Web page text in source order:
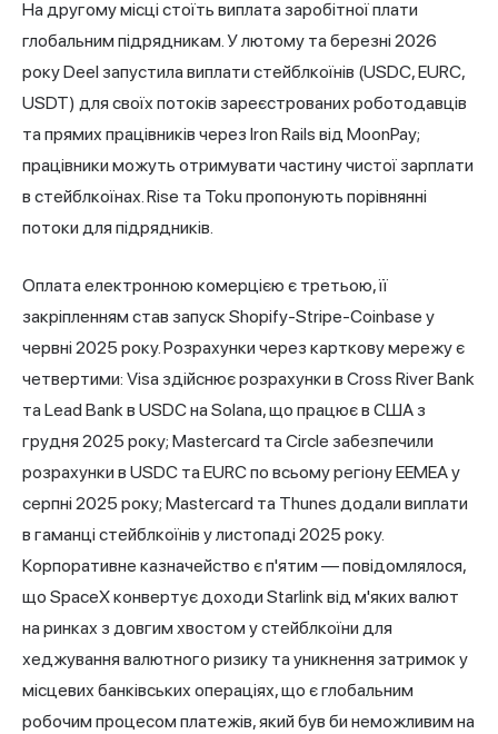
На другому місці стоїть виплата заробітної плати
глобальним підрядникам. У лютому та березні 2026
року Deel запустила виплати стейблкоїнів (USDC, EURC,
USDT) для своїх потоків зареєстрованих роботодавців
та прямих працівників через Iron Rails від MoonPay;
працівники можуть отримувати частину чистої зарплати
в стейблкоїнах. Rise та Toku пропонують порівнянні
потоки для підрядників.
Оплата електронною комерцією є третьою, її
закріпленням став запуск Shopify-Stripe-Coinbase у
червні 2025 року. Розрахунки через карткову мережу є
четвертими: Visa здійснює розрахунки в Cross River Bank
та Lead Bank в USDC на Solana, що працює в США з
грудня 2025 року; Mastercard та Circle забезпечили
розрахунки в USDC та EURC по всьому регіону EEMEA у
серпні 2025 року; Mastercard та Thunes додали виплати
в гаманці стейблкоїнів у листопаді 2025 року.
Корпоративне казначейство є п'ятим — повідомлялося,
що SpaceX конвертує доходи Starlink від м'яких валют
на ринках з довгим хвостом у стейблкоїни для
хеджування валютного ризику та уникнення затримок у
місцевих банківських операціях, що є глобальним
робочим процесом платежів, який був би неможливим на